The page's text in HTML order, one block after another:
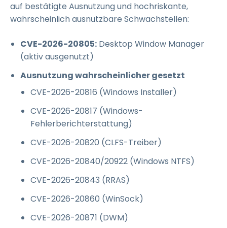
auf bestätigte Ausnutzung und hochriskante,
wahrscheinlich ausnutzbare Schwachstellen:
CVE-2026-20805: Desktop Window Manager
(aktiv ausgenutzt)
Ausnutzung wahrscheinlicher gesetzt
CVE-2026-20816 (Windows Installer)
CVE-2026-20817 (Windows-
Fehlerberichterstattung)
CVE-2026-20820 (CLFS-Treiber)
CVE-2026-20840/20922 (Windows NTFS)
CVE-2026-20843 (RRAS)
CVE-2026-20860 (WinSock)
CVE-2026-20871 (DWM)